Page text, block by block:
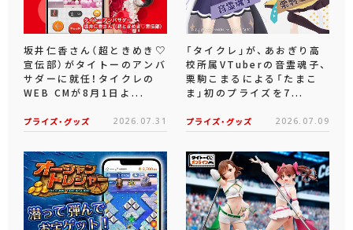
坂井仁香さん（超ときめき♡
宣伝部）がタイトーのアンバ
サダーに就任！タイクレの
WEB CMが8月1日よ...
プライズ・グッズ 2026.07.31
「タイクレ」が、あおぎり高
校所属VTuberの音霊魂子、
栗駒こまるによる「たまこ
ま」初のプライズを7...
プライズ・グッズ 2026.07.09